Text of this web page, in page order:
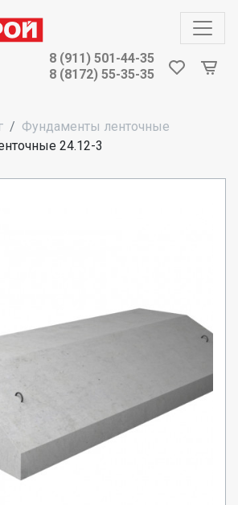
8 (911) 501-44-35
8 (8172) 55-35-35
Фундаменты ленточные
24.12-3